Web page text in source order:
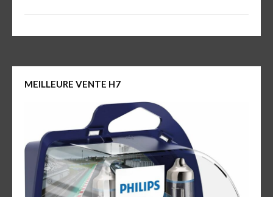
MEILLEURE VENTE H7